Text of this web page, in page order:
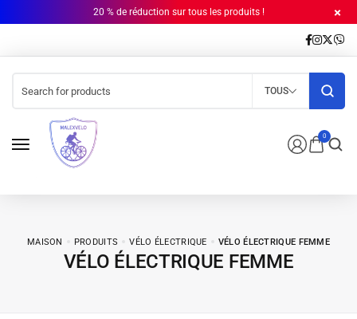
20 % de réduction sur tous les produits !
0
TOUS
MAISON PRODUITS VÉLO ÉLECTRIQUE VÉLO ÉLECTRIQUE FEMME
VÉLO ÉLECTRIQUE FEMME